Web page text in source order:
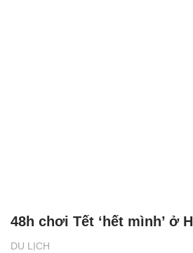
DU LỊCH
48h chơi Tết ‘hết mình’ ở